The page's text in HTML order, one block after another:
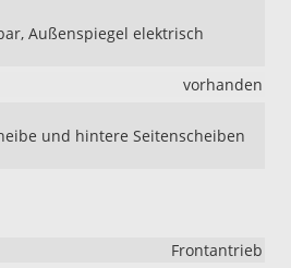
Außenspiegel elektrisch
vorhanden
und hintere Seitenscheiben
Frontantrieb